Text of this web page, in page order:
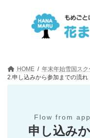
HOME
年末年始雪国ス
2.申し込みから参加までの流れ
Flow from
申し込み